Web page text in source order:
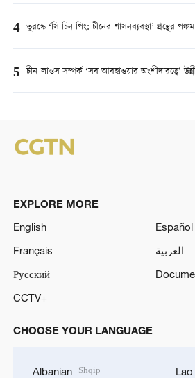
4 তুরস্কে ‘সি চিন পিং: চীনের শাসনব্যবস্থা’ গ্রন্থের
5 চীন-লাওস সম্পর্ক ‘সব আবহাওয়ার অংশীদারত্বে’
EXPLORE MORE
English
Español
Français
العربية
Русский
CCTV+
CHOOSE YOUR LANGUAGE
Albanian Shqip Lao